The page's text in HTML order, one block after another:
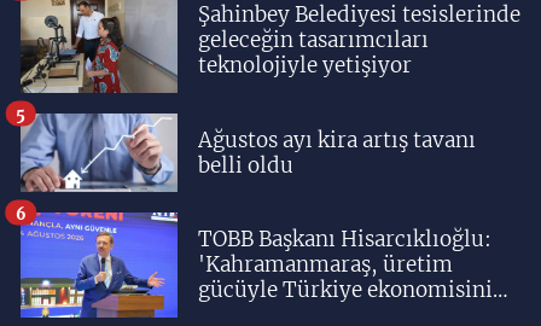
Şahinbey Belediyesi tesislerinde
geleceğin tasarımcıları
teknolojiyle yetişiyor
Ağustos ayı kira artış tavanı
belli oldu
5
TOBB Başkanı Hisarcıklıoğlu:
'Kahramanmaraş, üretim
gücüyle Türkiye ekonomisinin
6